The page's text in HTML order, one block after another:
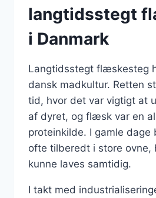
langtidsstegt
i Danmark
Langtidsstegt flæskesteg
dansk madkultur. Retten
tid, hvor det var vigtigt at
af dyret, og flæsk var en
proteinkilde. I gamle
ofte tilberedt i store ovne,
kunne laves samtidig.
I takt med